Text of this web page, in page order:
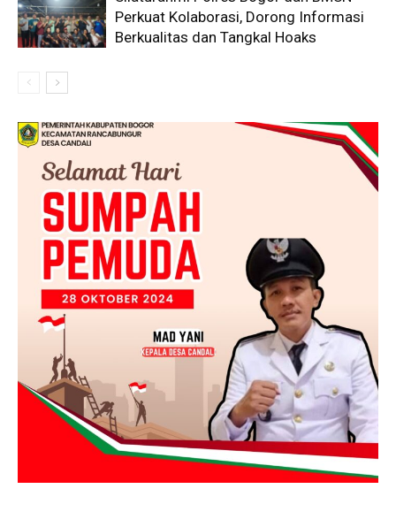
Perkuat Kolaborasi, Dorong Informasi
Berkualitas dan Tangkal Hoaks